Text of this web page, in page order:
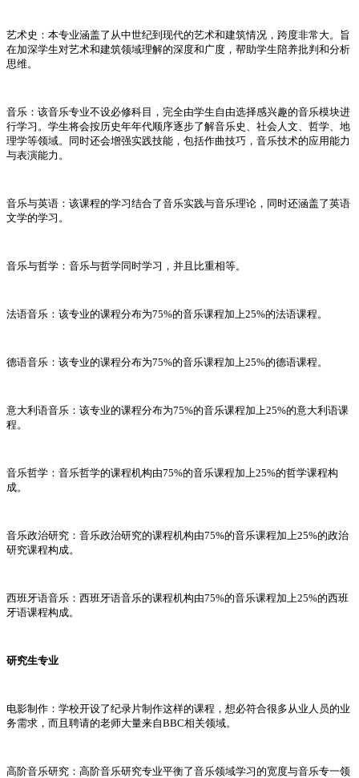
艺术史：本专业涵盖了从中世纪到现代的艺术和建筑情况，跨度非常大。旨
在加深学生对艺术和建筑领域理解的深度和广度，帮助学生陪养批判和分析
思维。
音乐：该音乐专业不设必修科目，完全由学生自由选择感兴趣的音乐模块进
行学习。学生将会按历史年年代顺序逐步了解音乐史、社会人文、哲学、地
理学等领域。同时还会增强实践技能，包括作曲技巧，音乐技术的应用能力
与表演能力。
音乐与英语：该课程的学习结合了音乐实践与音乐理论，同时还涵盖了英语
文学的学习。
音乐与哲学：音乐与哲学同时学习，并且比重相等。
法语音乐：该专业的课程分布为75%的音乐课程加上25%的法语课程。
德语音乐：该专业的课程分布为75%的音乐课程加上25%的德语课程。
意大利语音乐：该专业的课程分布为75%的音乐课程加上25%的意大利语课
程。
音乐哲学：音乐哲学的课程机构由75%的音乐课程加上25%的哲学课程构
成。
音乐政治研究：音乐政治研究的课程机构由75%的音乐课程加上25%的政治
研究课程构成。
西班牙语音乐：西班牙语音乐的课程机构由75%的音乐课程加上25%的西班
牙语课程构成。
研究生专业
电影制作：学校开设了纪录片制作这样的课程，想必符合很多从业人员的业
务需求，而且聘请的老师大量来自BBC相关领域。
高阶音乐研究：高阶音乐研究专业平衡了音乐领域学习的宽度与音乐专一领